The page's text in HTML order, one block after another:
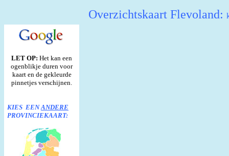
Overzichtskaart Flevoland:
LET OP: Het kan een
ogenblikje duren voor
kaart en de gekleurde
pinnetjes verschijnen.
KIES EENANDERE
PROVINCIEKAART: